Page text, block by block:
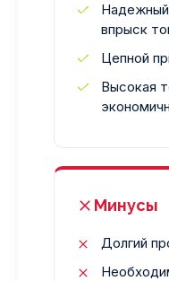
впрыск
Цепной
Высокая
Минусы
Долгий